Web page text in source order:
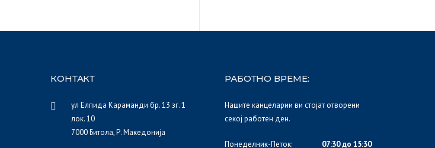
КОНТАКТ
ул Елпида Караманди бр. 13 зг. 1
лок. 10
7000 Битола, Р. Македонија
РАБОТНО ВРЕМЕ:
Нашите канцеларии ви стојат отворени
секој работен ден.
Понеделник-Петок: 07:30 до 15:30